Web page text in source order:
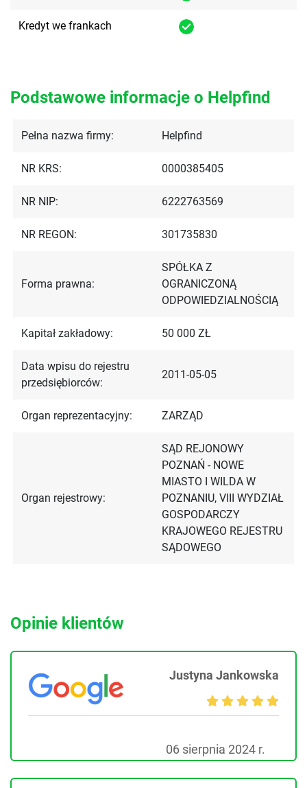
Kredyt we frankach
Podstawowe informacje o Helpfind
Pełna nazwa firmy: Helpfind
NR KRS: 0000385405
NR NIP: 6222763569
NR REGON: 301735830
Forma prawna:
SPÓŁKA Z
OGRANICZONĄ
ODPOWIEDZIALNOŚCIĄ
Kapitał zakładowy: 50 000 ZŁ
Data wpisu do rejestru
przedsiębiorców:
2011-05-05
Organ reprezentacyjny: ZARZĄD
Organ rejestrowy:
SĄD REJONOWY
POZNAŃ - NOWE
MIASTO I WILDA W
POZNANIU, VIII WYDZIAŁ
GOSPODARCZY
KRAJOWEGO REJESTRU
SĄDOWEGO
Opinie klientów
Justyna Jankowska
06 sierpnia 2024 r.